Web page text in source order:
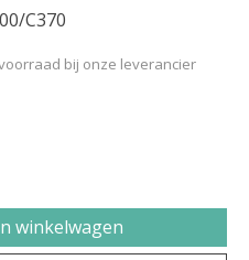
C370
bij onze leverancier
winkelwagen